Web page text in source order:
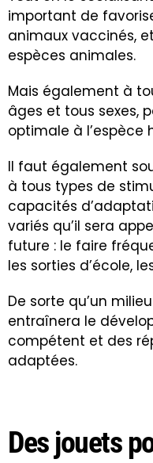
important de
animaux vaccinés,
espèces animales.
Mais également à
âges et tous sexes,
optimale à l’espèce
Il faut également
à tous types de
capacités
variés qu’il sera
future : le faire
les sorties d’école,
De sorte qu’un
entraînera le
compétent et des
adaptées.
Des jouets